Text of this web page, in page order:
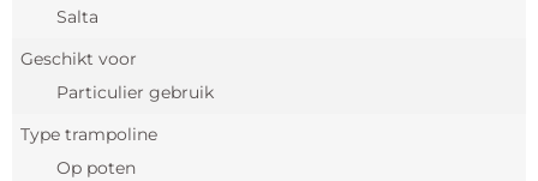
Salta
Geschikt voor
Particulier gebruik
Type trampoline
Op poten